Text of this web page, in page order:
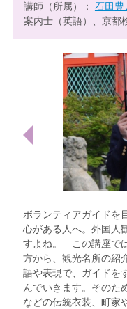
講師（所属）： 石田豊
案内士（英語）、京都
ボランティアガイドを
心がある人へ。外国人
すよね。 この講座で
方から、観光名所の紹
語や表現で、ガイドを
んでいきます。そのた
などの伝統衣装、町家